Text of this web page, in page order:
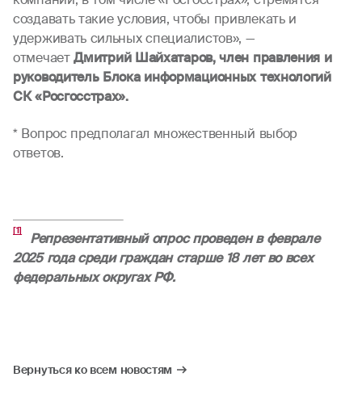
создавать такие условия, чтобы привлекать и
удерживать сильных специалистов», —
отмечаетДмитрий Шайхатаров, член правления и
руководитель Блока информационных технологий
СК «Росгосстрах».
* Вопрос предполагал множественный выбор
ответов.
[1]
Репрезентативный опрос проведен в феврале
2025 года среди граждан старше 18 лет во всех
федеральных округах РФ.
Вернуться ко всем новостям